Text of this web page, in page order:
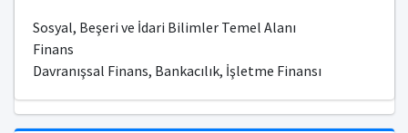
Sosyal, Beşeri ve İdari Bilimler Temel Alanı
Finans
Davranışsal Finans, Bankacılık, İşletme Finansı